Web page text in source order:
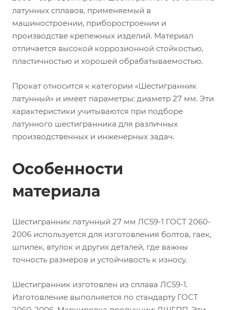
латунных сплавов, применяемый в
машиностроении, приборостроении и
производстве крепежных изделий. Материал
отличается высокой коррозионной стойкостью,
пластичностью и хорошей обрабатываемостью.
Прокат относится к категории «Шестигранник
латунный» и имеет параметры: диаметр 27 мм. Эти
характеристики учитываются при подборе
латунного шестигранника для различных
производственных и инженерных задач.
Особенности
материала
Шестигранник латунный 27 мм ЛС59-1 ГОСТ 2060-
2006 используется для изготовления болтов, гаек,
шпилек, втулок и других деталей, где важны
точность размеров и устойчивость к износу.
Шестигранник изготовлен из сплава ЛС59-1.
Изготовление выполняется по стандарту ГОСТ